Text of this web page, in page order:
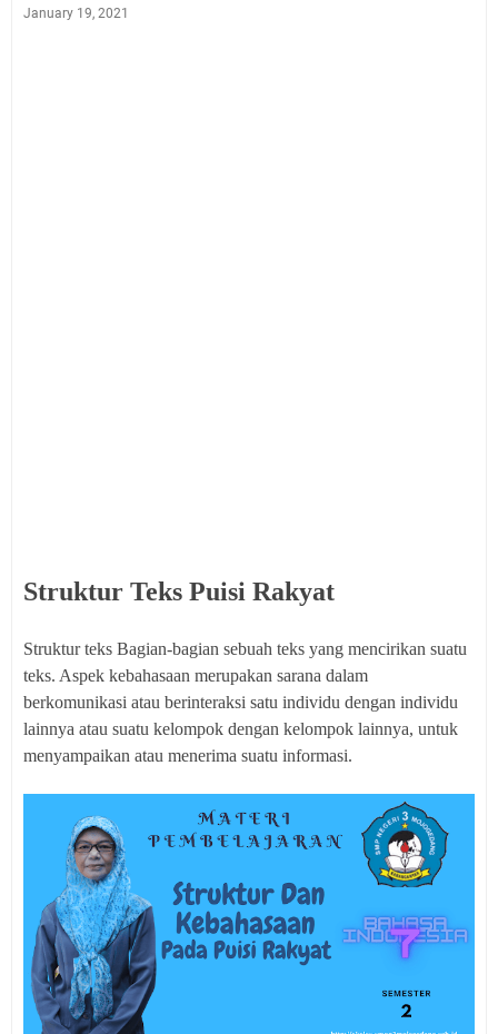
January 19, 2021
Struktur Teks Puisi Rakyat
Struktur teks Bagian-bagian sebuah teks yang mencirikan suatu
teks. Aspek kebahasaan merupakan sarana dalam
berkomunikasi atau berinteraksi satu individu dengan individu
lainnya atau suatu kelompok dengan kelompok lainnya, untuk
menyampaikan atau menerima suatu informasi.